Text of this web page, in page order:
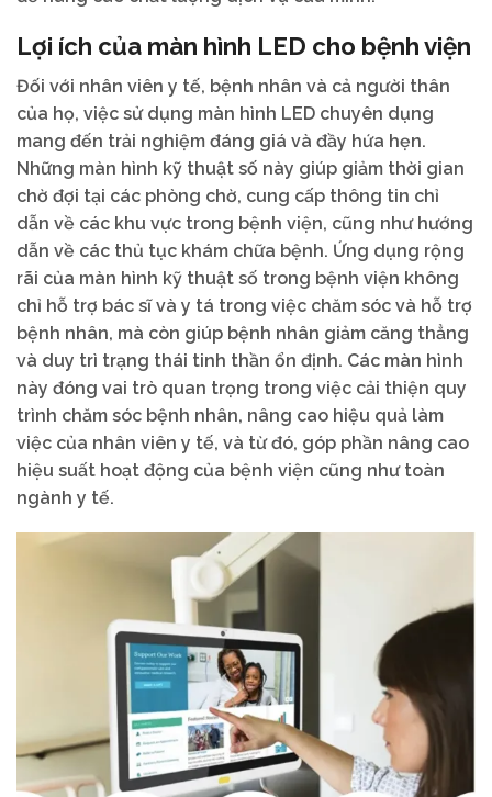
Lợi ích của màn hình LED cho bệnh viện
Đối với nhân viên y tế, bệnh nhân và cả người thân
của họ, việc sử dụng màn hình LED chuyên dụng
mang đến trải nghiệm đáng giá và đầy hứa hẹn.
Những màn hình kỹ thuật số này giúp giảm thời gian
chờ đợi tại các phòng chờ, cung cấp thông tin chỉ
dẫn về các khu vực trong bệnh viện, cũng như hướng
dẫn về các thủ tục khám chữa bệnh. Ứng dụng rộng
rãi của màn hình kỹ thuật số trong bệnh viện không
chỉ hỗ trợ bác sĩ và y tá trong việc chăm sóc và hỗ trợ
bệnh nhân, mà còn giúp bệnh nhân giảm căng thẳng
và duy trì trạng thái tinh thần ổn định. Các màn hình
này đóng vai trò quan trọng trong việc cải thiện quy
trình chăm sóc bệnh nhân, nâng cao hiệu quả làm
việc của nhân viên y tế, và từ đó, góp phần nâng cao
hiệu suất hoạt động của bệnh viện cũng như toàn
ngành y tế.